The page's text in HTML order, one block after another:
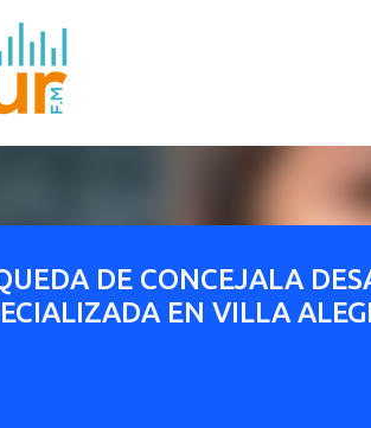
DE CONCEJALA
EN VILLA